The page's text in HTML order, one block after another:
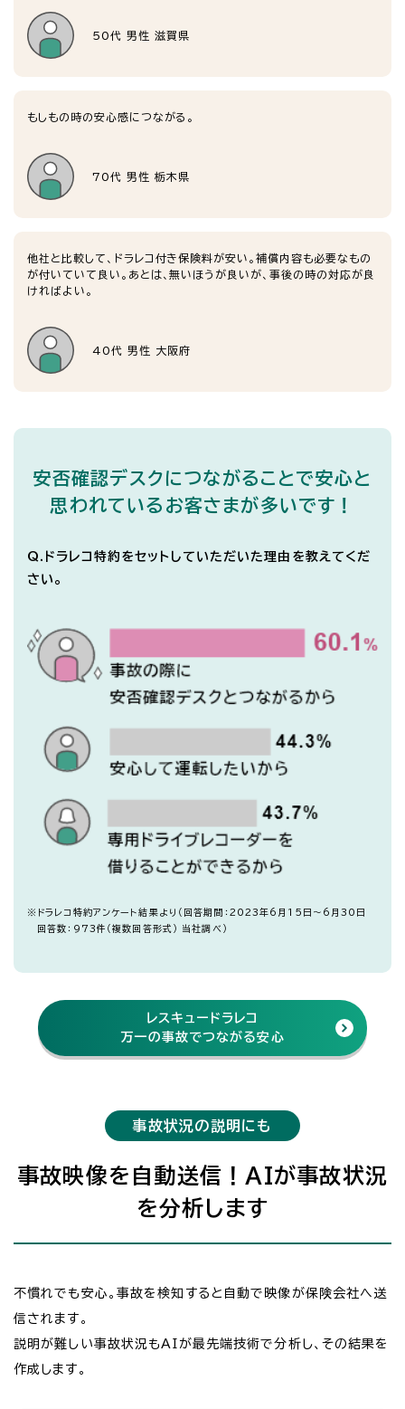
50代 男性 滋賀県
もしもの時の安心感につながる。
70代 男性 栃木県
他社と比較して、ドラレコ付き保険料が安い。補償内容も必要なもの
が付いていて良い。あとは、無いほうが良いが、事後の時の対応が良
ければよい。
40代 男性 大阪府
安否確認デスクにつながることで安心と
思われているお客さまが多いです！
Q.ドラレコ特約をセットしていただいた理由を教えてくだ
さい。
※ ドラレコ特約アンケート結果より（回答期間：2023年6月15日～6月30日
回答数：973件（複数回答形式） 当社調べ）
レスキュードラレコ
万一の事故でつながる安心
事故状況の説明にも
事故映像を自動送信！AIが事故状況
を分析します
不慣れでも安心。事故を検知すると自動で映像が保険会社へ送
信されます。
説明が難しい事故状況もAIが最先端技術で分析し、その結果を
作成します。